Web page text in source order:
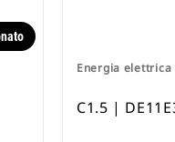
Energia elettrica
C1.5 |